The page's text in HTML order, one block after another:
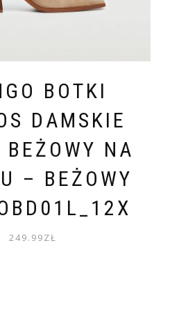
BOTKI
DAMSKIE
BEŻOWY NA
– BEŻOWY
249.99ZŁ